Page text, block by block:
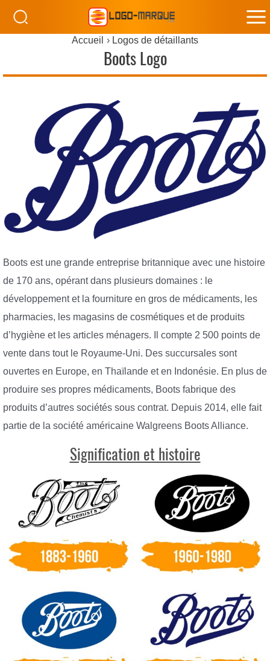
Accueil Logos de détaillants
Boots Logo
Boots est une grande entreprise britannique avec une histoire
de 170 ans, opérant dans plusieurs domaines : le
développement et la fourniture en gros de médicaments, les
pharmacies, les magasins de cosmétiques et de produits
d’hygiène et les articles ménagers. Il compte 2 500 points de
vente dans tout le Royaume-Uni. Des succursales sont
ouvertes en Europe, en Thaïlande et en Indonésie. En plus de
produire ses propres médicaments, Boots fabrique des
produits d’autres sociétés sous contrat. Depuis 2014, elle fait
partie de la société américaine Walgreens Boots Alliance.
Signification et histoire